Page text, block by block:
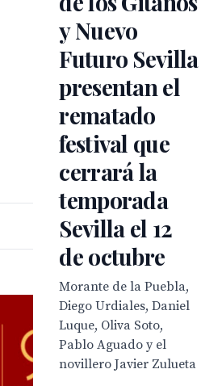
y Nuevo
Futuro Sevilla
presentan el
rematado
festival que
cerrará la
temporada
Sevilla el 12
de octubre
Morante de la Puebla,
Diego Urdiales, Daniel
Luque, Oliva Soto,
Pablo Aguado y el
novillero Javier Zulueta